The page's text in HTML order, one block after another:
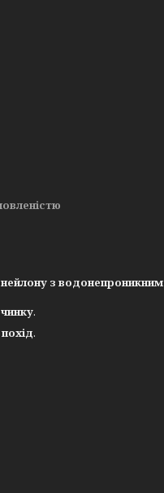
нейлону з водонепроникним
.
.